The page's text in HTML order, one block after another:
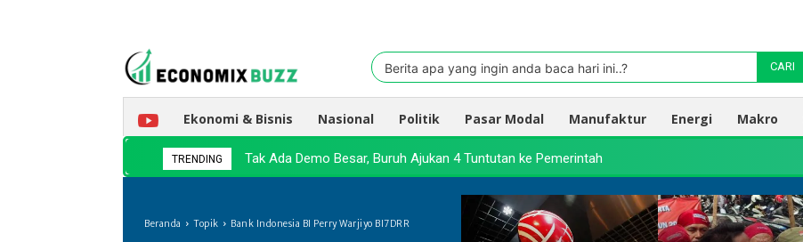
Pasaroleh TradingView
Berita apa yang ingin anda baca hari ini..? CARI
Ekonomi & Bisnis Nasional Politik Pasar Modal Manufaktur Energi Makro
TRENDING Tak Ada Demo Besar, Buruh Ajukan 4 Tuntutan ke Pemerintah
Beranda Topik Bank Indonesia BI Perry Warjiyo BI7DRR